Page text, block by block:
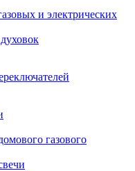
и электрических
газового